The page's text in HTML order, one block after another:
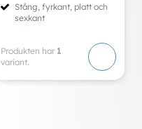
Stång, fyrkant, platt och
sexkant
Produkten har 1
variant.